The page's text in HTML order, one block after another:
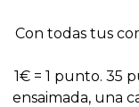
Con todas tus
1€ = 1 punto. 35
ensaimada, una